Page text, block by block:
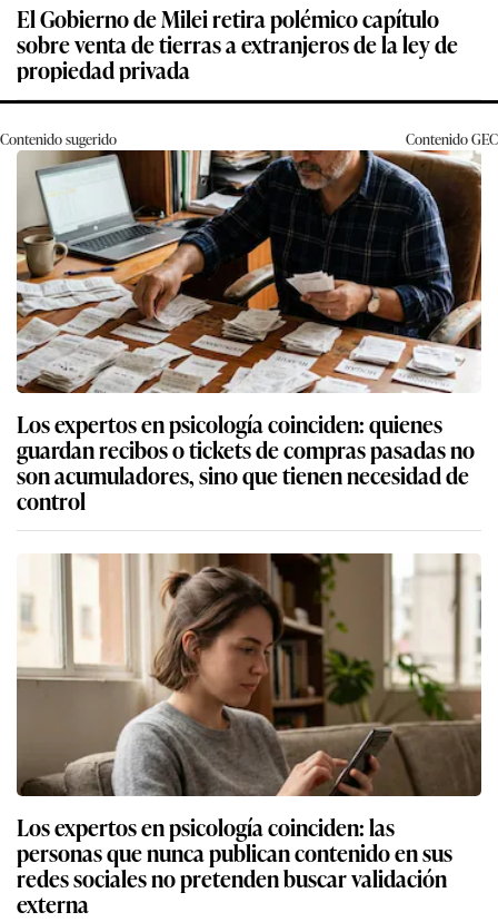
El Gobierno de Milei retira polémico capítulo
sobre venta de tierras a extranjeros de la ley de
propiedad privada
Contenido sugerido ContenidoGEC
Los expertos en psicología coinciden: quienes
guardan recibos o tickets de compras pasadas no
son acumuladores, sino que tienen necesidad de
control
Los expertos en psicología coinciden: las
personas que nunca publican contenido en sus
redes sociales no pretenden buscar validación
externa